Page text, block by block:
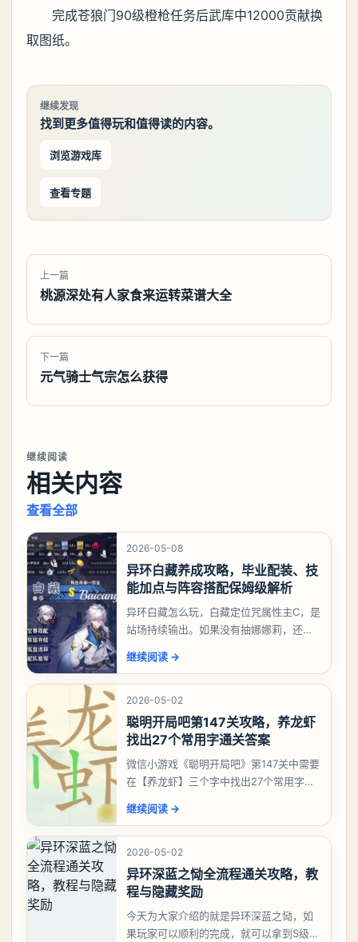
完成苍狼门90级橙枪任务后武库中12000贡献换
取图纸。
继续发现
找到更多值得玩和值得读的内容。
浏览游戏库
查看专题
上一篇
桃源深处有人家食来运转菜谱大全
下一篇
元气骑士气宗怎么获得
继续阅读
相关内容
查看全部
2026-05-08
异环白藏养成攻略，毕业配装、技
能加点与阵容搭配保姆级解析
异环白藏怎么玩，白藏定位咒属性主C，是
站场持续输出。如果没有抽娜娜莉，还没
有娜娜莉缺另外一个二队C想打深渊也可以
考虑养个白藏
继续阅读 →
2026-05-02
聪明开局吧第147关攻略，养龙虾
找出27个常用字通关答案
微信小游戏《聪明开局吧》第147关中需要
在【养龙虾】三个字中找出27个常用字，
大、夫、夰、巾、中、虫、下、虾、卜、
囗、吓、卟、
继续阅读 →
2026-05-02
异环深蓝之恸全流程通关攻略，教
程与隐藏奖励
今天为大家介绍的就是异环深蓝之恸，如
果玩家可以顺利的完成，就可以拿到S级弧